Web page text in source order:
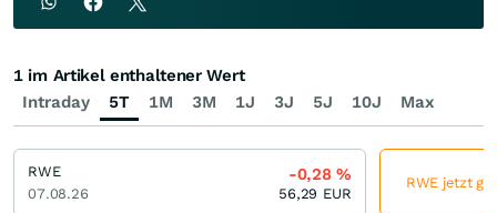
Intraday 5T 1M 3M 1J 3J 5J 10J Max
1 im Artikel enthaltener Wert
RWE
07.08.26
-0,28%
56,29 EUR
RWE jetzt